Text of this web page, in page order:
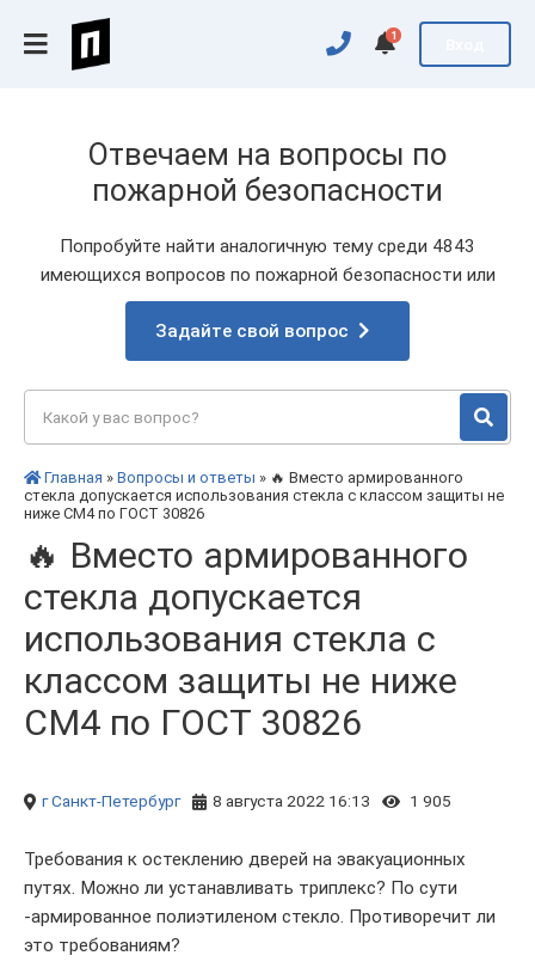
1
Отвечаем на вопросы по
пожарной безопасности
Попробуйте найти аналогичную тему среди 4843
имеющихся вопросов по пожарной безопасности или
Задайте свой вопрос
Главная » Вопросы и ответы » 🔥 Вместо армированного
стекла допускается использования стекла с классом защиты не
ниже СМ4 по ГОСТ 30826
🔥 Вместо армированного
стекла допускается
использования стекла с
классом защиты не ниже
СМ4 по ГОСТ 30826
г Санкт-Петербург 8 августа 2022 16:13 1 905
Требования к остеклению дверей на эвакуационных
путях. Можно ли устанавливать триплекс? По сути
-армированное полиэтиленом стекло. Противоречит ли
это требованиям?